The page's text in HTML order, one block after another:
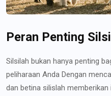
Peran Penting
Silsilah bukan hanya penting
peliharaan Anda Dengan
dan betina silislah